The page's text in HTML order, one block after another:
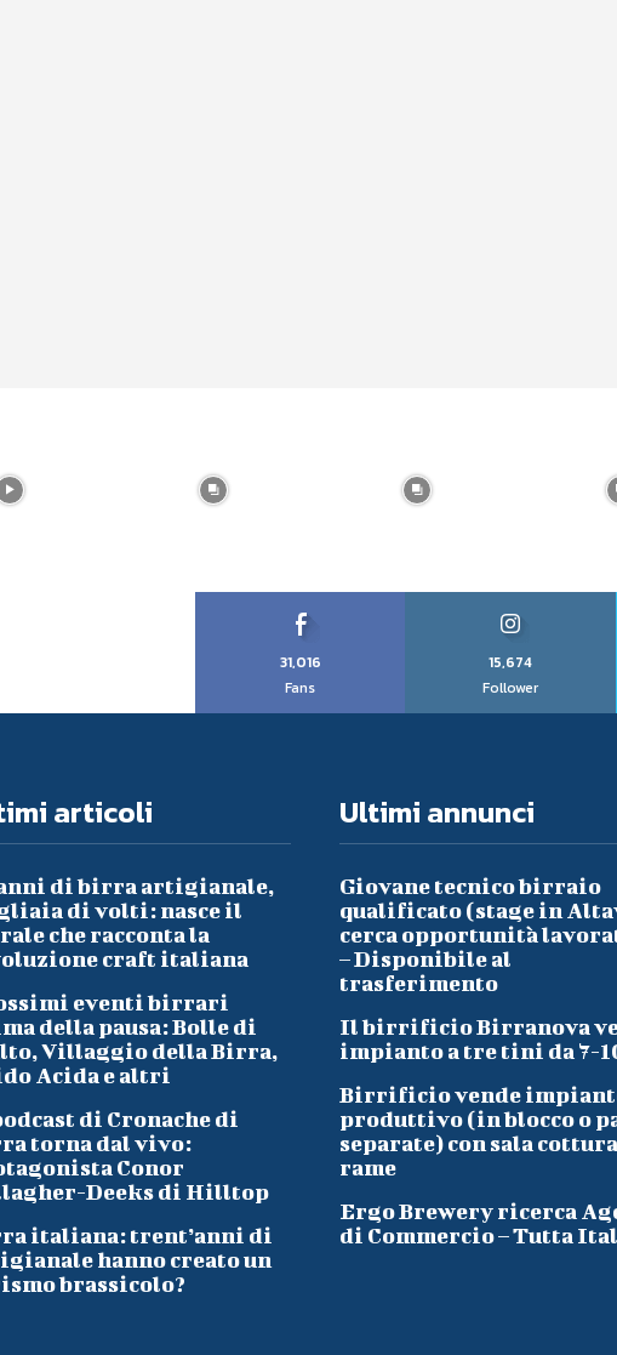
31,016
Fans
15,674
Follower
articoli
di birra artigianale,
di volti: nasce il
che racconta la
craft italiana
eventi birrari
della pausa: Bolle di
Villaggio della Birra,
Acida e altri
di Cronache di
torna dal vivo:
Conor
Deeks di Hilltop
italiana: trent’anni di
hanno creato un
brassicolo?
Ultimi annunci
Giovane tecnico birraio
qualificato (stage in
cerca opportunità
– Disponibile al
trasferimento
Il birrificio Birranova
impianto a tre tini da 7-
Birrificio vende
produttivo (in blocco o
separate) con sala
rame
Ergo Brewery ricerca
di Commercio – Tutta